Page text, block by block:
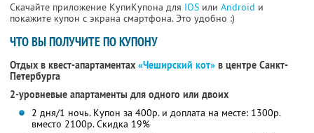
Скачайте приложение КупиКупона для IOS или Android и
покажите купон с экрана смартфона. Это удобно :)
ЧТО ВЫ ПОЛУЧИТЕ ПО КУПОНУ
Отдых в квест-апартаментах «Чеширский кот» в центре Санкт-
Петербурга
2-уровневые апартаменты для одного или двоих
2 дня/1 ночь. Купон за 400р. и доплата на месте: 1300р.
вместо 2100р.Скидка 19%